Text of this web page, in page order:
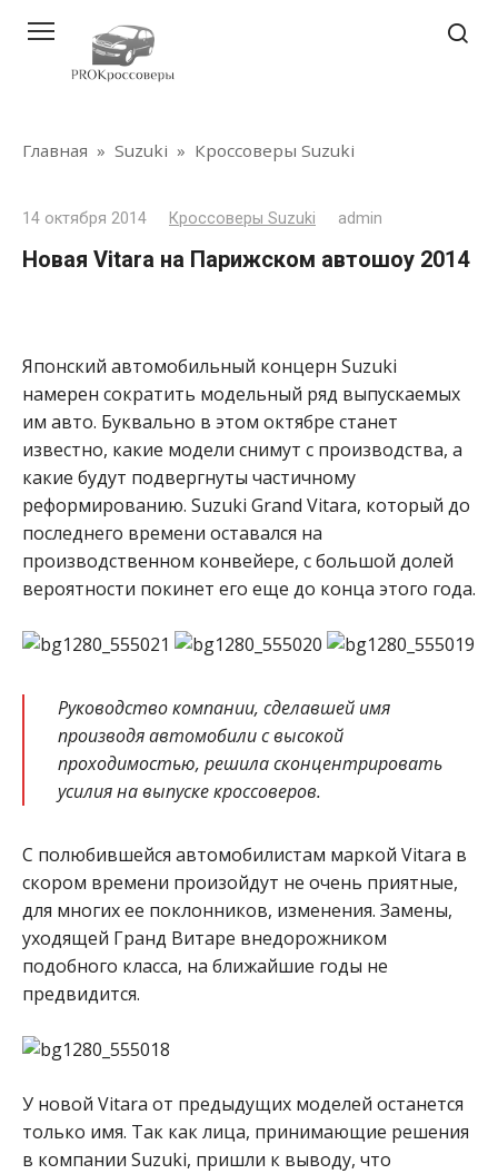
контенту
Главная » Suzuki » Кроссоверы Suzuki
14 октября 2014 Кроссоверы Suzuki admin
Новая Vitara на Парижском автошоу 2014
Японский автомобильный концерн Suzuki
намерен сократить модельный ряд выпускаемых
им авто. Буквально в этом октябре станет
известно, какие модели снимут с производства, а
какие будут подвергнуты частичному
реформированию. Suzuki Grand Vitara, который до
последнего времени оставался на
производственном конвейере, с большой долей
вероятности покинет его еще до конца этого года.
Руководство компании, сделавшей имя
производя автомобили с высокой
проходимостью, решила сконцентрировать
усилия на выпуске кроссоверов.
С полюбившейся автомобилистам маркой Vitara в
скором времени произойдут не очень приятные,
для многих ее поклонников, изменения. Замены,
уходящей Гранд Витаре внедорожником
подобного класса, на ближайшие годы не
предвидится.
У новой Vitara от предыдущих моделей останется
только имя. Так как лица, принимающие решения
в компании Suzuki, пришли к выводу, что